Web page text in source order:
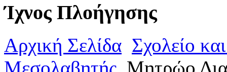
Ίχνος Πλοήγησης
Αρχική Σελίδα Σχολείο